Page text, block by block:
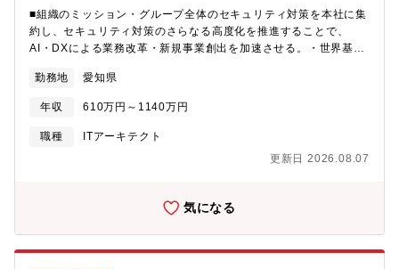
コスト可観測性）の運用体制を確立する3. 車両側ループを含む中
長期アーキテクチャロードマップを策定する■本求人の想定役割：
チームリーダー・マネージャー【職場イメージ・職場ミッショ
るサービスとして実現するための技術基盤を構築することが私た
ちの使命です。市場から得られるデータをもとに「ログ収集→評
適化された体験を提供するAIプラットフォームを開発していま
す。＜職場イメージ＞・対話系LLMと、予測・パーソナライゼー
欧州の開発拠点や社内関係部署と連携しながら、グローバル共通
の基盤を開発します。【やりがい・PR】＜やりがい＞・車両とい
うセンシングプラットフォームの上で動くAIの運用。機能安全境
界・車載リソース制約・OTA配信と結合したLLM運用課題とい
■組織のミッション・グループ全体のセキュリティ対策を本社に集
約し、セキュリティ対策のさらなる高度化を推進することで、
AI・DXによる業務改革・新規事業創出を加速させる。・世界基
る機微な情報を、ライフサイクル全体で継続的に守れる仕組みへ
高度化する。■募集背景デジタル化により情報の価値と量が増える
一方、サイバー攻撃やサプライチェーンを起点としたリスクも高
まっています。アイシンでは、重要な製品・事業を支える機微な
ムの設計から運用までを一気通貫で高度化しています。今後は、
運用の実現が求められています。そこで、要件定義・アーキテク
チャ設計・運用設計を通じて、機微情報管理システムの全体設計
と推進をリードできる方を募集します。■業務のやりがい高度化す
るサイバー脅威に対し、グループ全体のセキュリティ戦略・対策
勤務地 愛知県
年収 610万円～1140万円
職種
ITアーキテクト
更新日 2026.08.07
気になる